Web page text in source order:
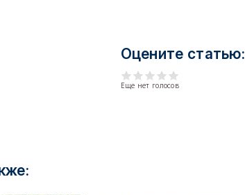
Оцените статью:
Еще нет голосов